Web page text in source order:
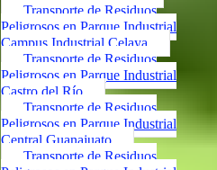
Transporte de Residuos
Peligrosos en Parque Industrial
Campus Industrial Celaya
Transporte de Residuos
Peligrosos en Parque Industrial
Castro del Río
Transporte de Residuos
Peligrosos en Parque Industrial
Central Guanajuato
Transporte de Residuos